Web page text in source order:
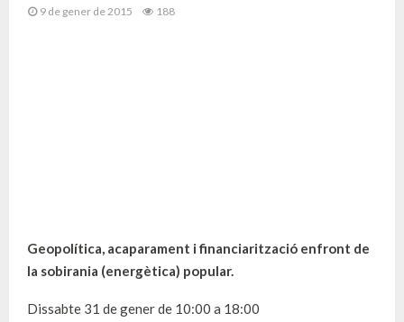
9 de gener de 2015 188
Geopolítica, acaparament i financiarització enfront de
la sobirania (energètica) popular.
Dissabte 31 de gener de 10:00 a 18:00